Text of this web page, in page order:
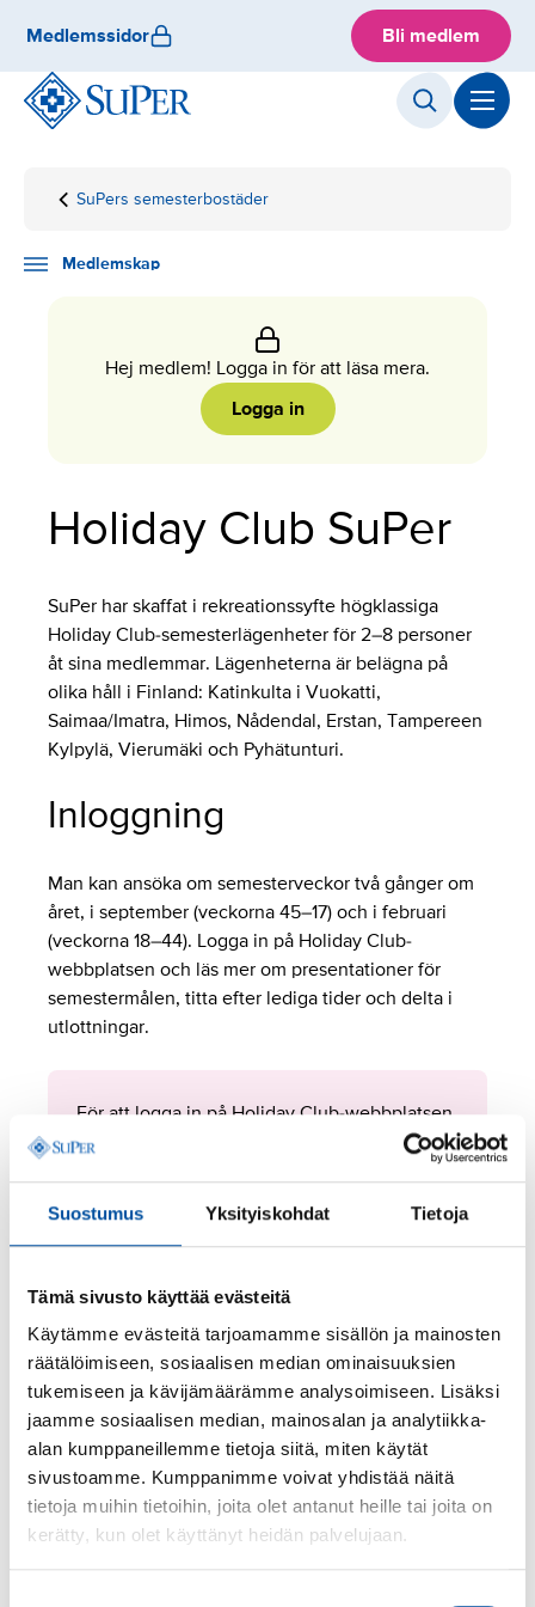
Suostumus Yksityiskohdat Tietoja
Tämä sivusto käyttää evästeitä
Käytämme evästeitä tarjoamamme sisällön ja mainosten
räätälöimiseen, sosiaalisen median ominaisuuksien
tukemiseen ja kävijämäärämme analysoimiseen. Lisäksi
jaamme sosiaalisen median, mainosalan ja analytiikka-
alan kumppaneillemme tietoja siitä, miten käytät
sivustoamme. Kumppanimme voivat yhdistää näitä
tietoja muihin tietoihin, joita olet antanut heille tai joita on
kerätty, kun olet käyttänyt heidän palvelujaan.
content
Medlemssidor Bli medlem
Hemsida
Medlemskap
Medlemsförmåner
Alla
SuPers semesterbostäder
Holiday
SuPer
Medlemskap
Hej medlem! Logga in för att läsa mera.
Logga in
Holiday Club SuPer
SuPer har skaffat i rekreationssyfte högklassiga
Holiday Club-semesterlägenheter för 2–8 personer
åt sina medlemmar. Lägenheterna är belägna på
olika håll i Finland: Katinkulta i Vuokatti,
Saimaa/Imatra, Himos, Nådendal, Erstan, Tampereen
Kylpylä, Vierumäki och Pyhätunturi.
Inloggning
Man kan ansöka om semesterveckor två gånger om
året, i september (veckorna 45–17) och i februari
(veckorna 18–44). Logga in på Holiday Club-
webbplatsen och läs mer om presentationer för
semestermålen, titta efter lediga tider och delta i
utlottningar.
För att logga in på Holiday Club-webbplatsen
behöver du ett användarnamn och lösenord.
längst ner på den här sidan.
Personuppgifter och
identifiering
Fyll i personuppgiftsblanketten första gången du
besöker webbplatsen. Då besöker du webbplatsen
och gör bokningar smidigt också i fortsättningen.
Blanketten öppnar sig automatiskt när du väljer
fliken Lediga veckor eller Utlottning.